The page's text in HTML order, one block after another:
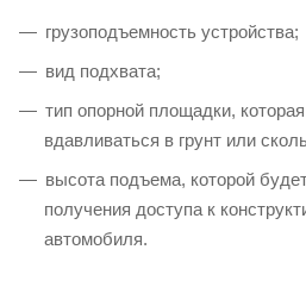
грузоподъемность устройства;
вид подхвата;
тип опорной площадки,
вдавливаться в грунт или
высота подъема, которой
получения доступа к
автомобиля.